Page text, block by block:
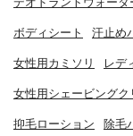
ボディシート 汗止め
女性用カミソリ レデ
女性用シェービングク
抑毛ローション 除毛